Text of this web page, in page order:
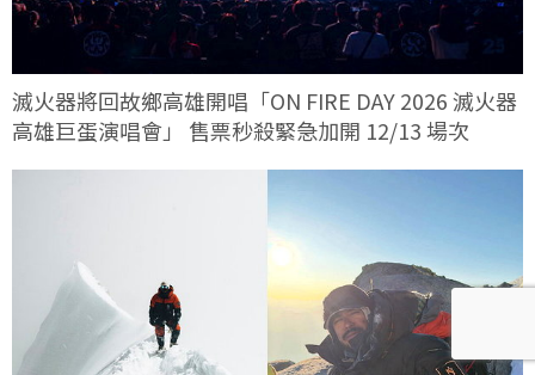
滅火器將回故鄉高雄開唱「ON FIRE DAY 2026 滅火器
高雄巨蛋演唱會」 售票秒殺緊急加開 12/13 場次